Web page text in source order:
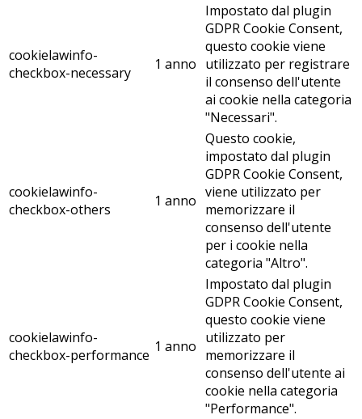
cookielawinfo-
checkbox-necessary
1 anno
Impostato dal plugin
GDPR Cookie Consent,
questo cookie viene
utilizzato per registrare
il consenso dell'utente
ai cookie nella categoria
"Necessari".
cookielawinfo-
checkbox-others
1 anno
Questo cookie,
impostato dal plugin
GDPR Cookie Consent,
viene utilizzato per
memorizzare il
consenso dell'utente
per i cookie nella
categoria "Altro".
cookielawinfo-
checkbox-performance 1 anno
Impostato dal plugin
GDPR Cookie Consent,
questo cookie viene
utilizzato per
memorizzare il
consenso dell'utente ai
cookie nella categoria
"Performance".